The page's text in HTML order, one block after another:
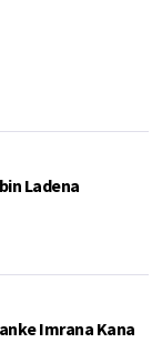
Ladena
Imrana Kana